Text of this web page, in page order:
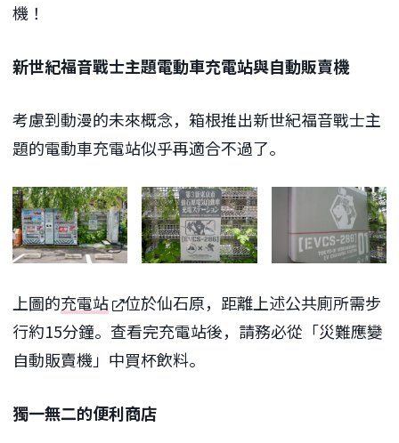
機！
新世紀福音戰士主題電動車充電站與自動販賣機
考慮到動漫的未來概念，箱根推出新世紀福音戰士主
題的電動車充電站似乎再適合不過了。
上圖的充電站
位於仙石原，距離上述公共廁所需步
行約15分鐘。查看完充電站後，請務必從「災難應變
自動販賣機」中買杯飲料。
獨一無二的便利商店